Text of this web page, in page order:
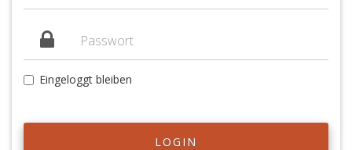
Eingeloggt bleiben
LOGIN